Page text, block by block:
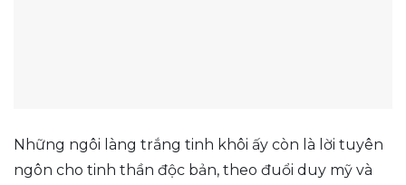
Những ngôi làng trắng tinh khôi ấy còn là lời tuyên
ngôn cho tinh thần độc bản, theo đuổi duy mỹ và